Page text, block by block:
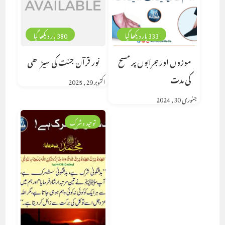
380 بار دیکھا گیا
نور قرآن جنت کی سیڑھی
اکتوبر 29, 2025
333 بار دیکھا گیا
موزوں اور جرابوں پر مسح
کی مدت
جنوری 30, 2024
توحید وشرک